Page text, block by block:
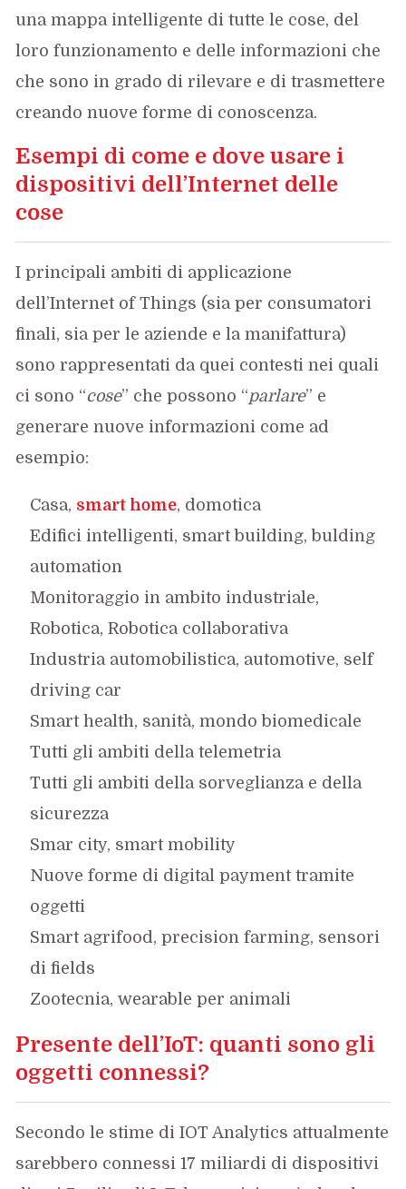
una mappa intelligente di tutte le cose, del
loro funzionamento e delle informazioni che
che sono in grado di rilevare e di trasmettere
creando nuove forme di conoscenza.
Esempi di come e dove usare i
dispositivi dell’Internet delle
cose
I principali ambiti di applicazione
dell’Internet of Things (sia per consumatori
finali, sia per le aziende e la manifattura)
sono rappresentati da quei contesti nei quali
ci sono “cose” che possono “parlare” e
generare nuove informazioni come ad
esempio:
Casa, smart home, domotica
Edifici intelligenti, smart building, bulding
automation
Monitoraggio in ambito industriale,
Robotica, Robotica collaborativa
Industria automobilistica, automotive, self
driving car
Smart health, sanità, mondo biomedicale
Tutti gli ambiti della telemetria
Tutti gli ambiti della sorveglianza e della
sicurezza
Smar city, smart mobility
Nuove forme di digital payment tramite
oggetti
Smart agrifood, precision farming, sensori
di fields
Zootecnia, wearable per animali
Presente dell’IoT: quanti sono gli
oggetti connessi?
Secondo le stime di IOT Analytics attualmente
sarebbero connessi 17 miliardi di dispositivi